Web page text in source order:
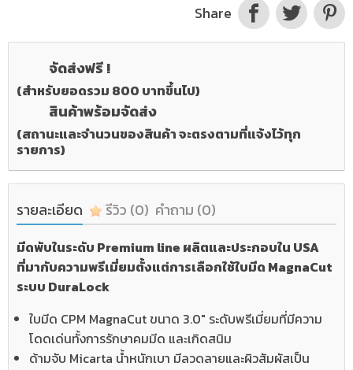
Share
จัดส่งฟรี !
(สำหรับยอดรวม 800 บาทขึ้นไป)
สินค้าพร้อมจัดส่ง
(สถานะและจำนวนของสินค้า จะตรงตามที่แจ้งไว้ทุก
รายการ)
รายละเอียด รีวิว (0) คำถาม (0)
มีดพับในระดับ Premium line ผลิตและประกอบใน USA
ที่มากับความพรีเมี่ยมตั้งแต่การเลือกใช้ใบมีด MagnaCut
ระบบ DuraLock
ใบมีด CPM MagnaCut ขนาด 3.0" ระดับพรีเมี่ยมที่มีความ
โดดเด่นทั้งการรักษาคมมีด และเกิดสนิม
ด้ามจับ Micarta น้ำหนักเบา มีลวดลายและผิวสัมผัสเป็น